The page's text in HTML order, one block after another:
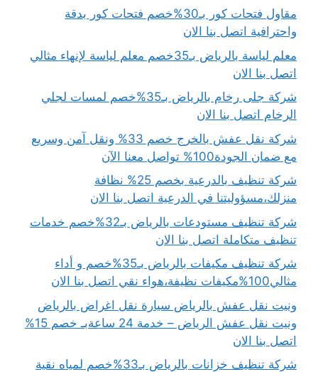
مقاول فتحات كور بـ30%خصم فتحات كور بدقة
واحترافية اتصل بنا الان
معلم لياسة بالرياض بـ35خصم معلم لياسة لإنهاء مثالي
اتصل بنا الان
شركة جلى رخام بالرياض بـ35%خصم لمسات لجلي
الرخام اتصل بنا الان
شركة نقل عفش بالخرج خصم 33% ونقل آمن وسريع
مع ضمان الجودة100% تواصل معنا الآن
شركة تنظيف بالدرعية بخصم 25% نظافة
منزلك،مسؤوليتنا في الدرعية اتصل بنا الان
شركة تنظيف مستودعات بالرياض بـ32%خصم خدمات
تنظيف متكاملة اتصل بنا الان
شركة تنظيف مكيفات بالرياض بـ35%خصم و أداء
مثالي100%مكيفات نظيفة،هواء نقي اتصل بنا الان
ونيت نقل عفش بالرياض سيارة نقل اغراض بالرياض
ونيت نقل عفش الرياض – خدمة 24 ساعةبـ خصم 15%
اتصل بنا الان
شركة تنظيف خزانات بالرياض بـ33%خصم لمياه نقية